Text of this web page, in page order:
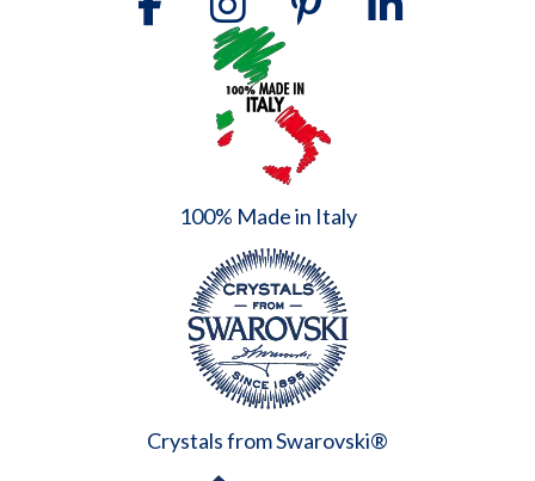
100% Made in Italy
Crystals from Swarovski®